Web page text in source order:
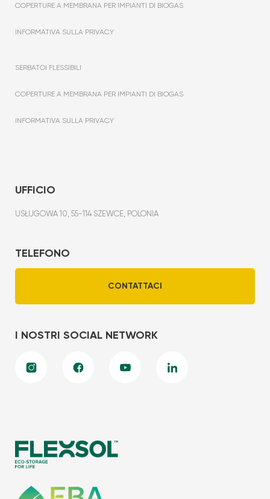
COPERTURE A MEMBRANA PER IMPIANTI DI BIOGAS
INFORMATIVA SULLA PRIVACY
SERBATOI FLESSIBILI
COPERTURE A MEMBRANA PER IMPIANTI DI BIOGAS
INFORMATIVA SULLA PRIVACY
UFFICIO
USŁUGOWA 10, 55-114 SZEWCE, POLONIA
TELEFONO
CONTATTACI
I NOSTRI SOCIAL NETWORK